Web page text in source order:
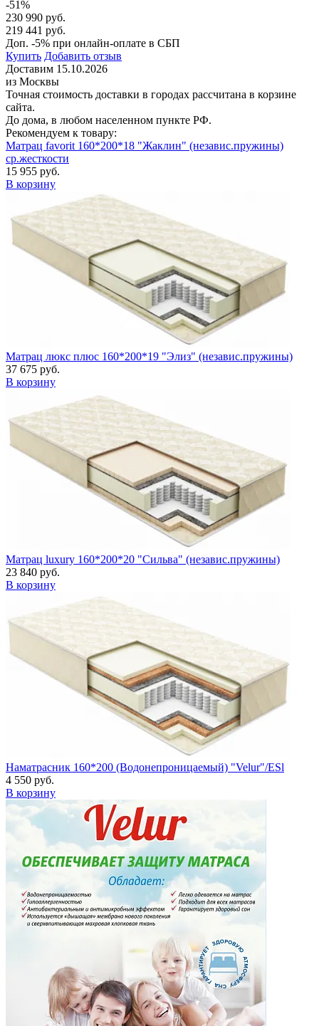
-51%
230 990 руб.
219 441 руб.
Доп. -5% при онлайн-оплате в СБП
Купить Добавить отзыв
Доставим 15.10.2026
из Москвы
Точная стоимость доставки в городах рассчитана в корзине
сайта.
До дома, в любом населенном пункте РФ.
Рекомендуем к товару:
Матрац favorit 160*200*18 "Жаклин" (независ.пружины)
ср.жесткости
15 955 руб.
В корзину
Матрац люкс плюс 160*200*19 "Элиз" (независ.пружины)
37 675 руб.
В корзину
Матрац luxury 160*200*20 "Сильва" (независ.пружины)
23 840 руб.
В корзину
Наматрасник 160*200 (Водонепроницаемый) "Velur"/ESl
4 550 руб.
В корзину